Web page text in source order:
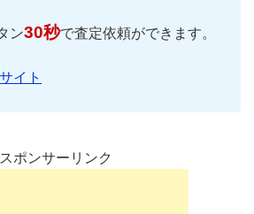
ン30秒で査定依頼ができます。
イト
スポンサーリンク